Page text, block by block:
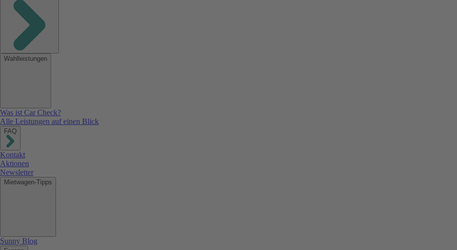
Wahlleistungen
Was ist Car Check?
Alle Leistungen auf einen Blick
FAQ
Kontakt
Aktionen
Newsletter
Mietwagen-Tipps
Sunny Blog